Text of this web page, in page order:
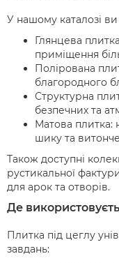
У нашому каталозі ви
Глянцева
приміщення
Полірована
благородного
Структурна
безпечних та
Матова
шику та
Також доступні
рустикальної
для арок та отворів.
Де
Плитка під цеглу
завдань: